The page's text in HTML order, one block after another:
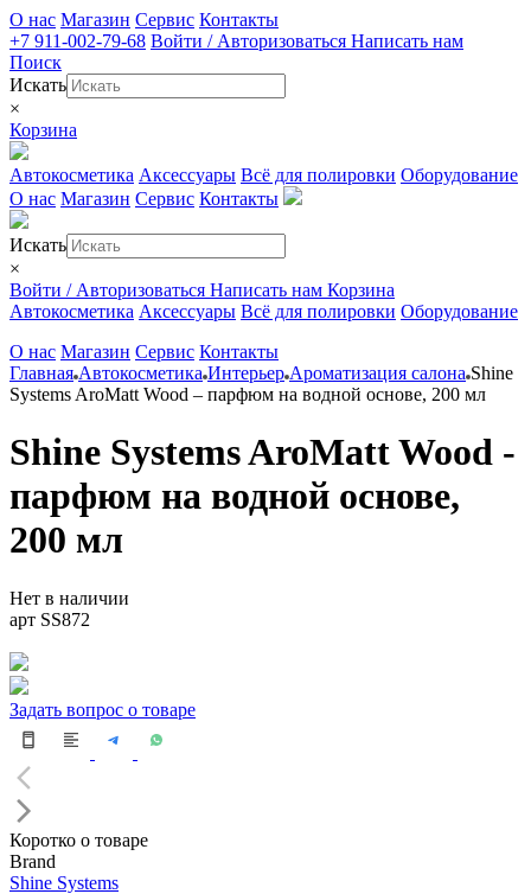
О нас Магазин Сервис Контакты
+7 911-002-79-68 Войти / Авторизоваться Написать нам
Поиск
Искать
×
Корзина
Автокосметика Аксессуары Всё для полировки Оборудование
О нас Магазин Сервис Контакты
Искать
×
Войти / Авторизоваться Написать нам Корзина
Автокосметика Аксессуары Всё для полировки Оборудование
О нас Магазин Сервис Контакты
Главная Автокосметика Интерьер Ароматизация салона Shine
Systems AroMatt Wood – парфюм на водной основе, 200 мл
Shine Systems AroMatt Wood -
парфюм на водной основе,
200 мл
Нет в наличии
арт SS872
Задать вопрос о товаре
Коротко о товаре
Brand
Shine Systems